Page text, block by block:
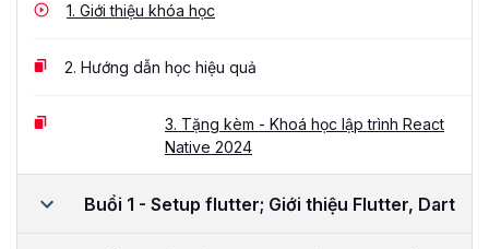
1. Giới thiệu khóa học
2. Hướng dẫn học hiệu quả
3. Tặng kèm - Khoá học lập trình React
Native 2024
Buổi 1 - Setup flutter; Giới thiệu Flutter, Dart